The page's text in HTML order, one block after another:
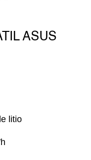
ASUS
litio